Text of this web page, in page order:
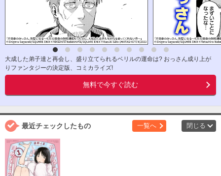
大成した弟子達と再会し、盛り立てられるベリルの運命は? おっさん成り上が
りファンタジーの決定版、コミカライズ!
無料で今すぐ読む
最近チェックしたもの 一覧へ 閉じる